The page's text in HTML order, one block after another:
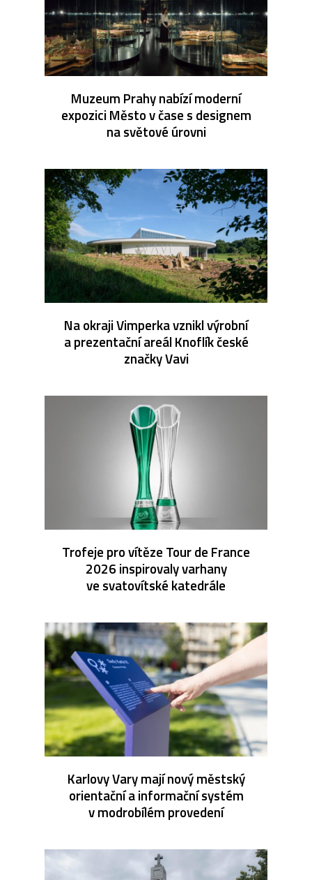
Muzeum Prahy nabízí moderní
expozici Město v čase s designem
na světové úrovni
Na okraji Vimperka vznikl výrobní
a prezentační areál Knoflík české
značky Vavi
Trofeje pro vítěze Tour de France
2026 inspirovaly varhany
ve svatovítské katedrále
Karlovy Vary mají nový městský
orientační a informační systém
v modrobílém provedení